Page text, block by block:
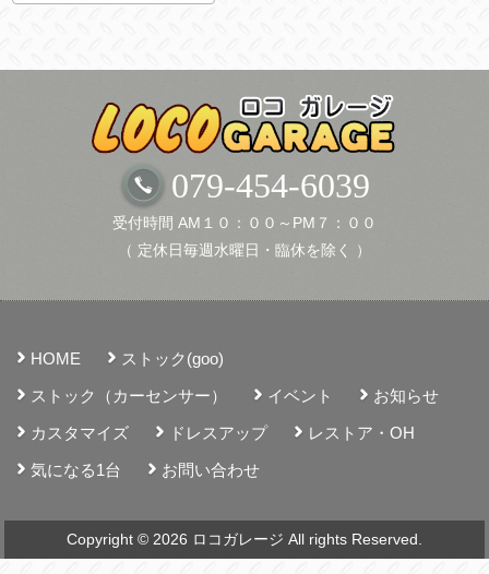
ブ
079-454-6039
受付時間 AM１０：００～PM７：００
（ 定休日毎週水曜日・臨休を除く ）
HOME
ストック(goo)
ストック（カーセンサー）
イベント
お知らせ
カスタマイズ
ドレスアップ
レストア・OH
気になる1台
お問い合わせ
Copyright © 2026 ロコガレージ All rights Reserved.